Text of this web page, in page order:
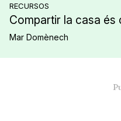
RECURSOS
Compartir la casa és
Mar Domènech